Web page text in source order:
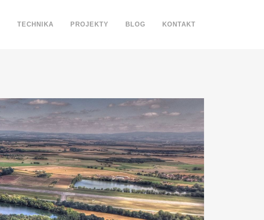
TECHNIKA PROJEKTY BLOG KONTAKT